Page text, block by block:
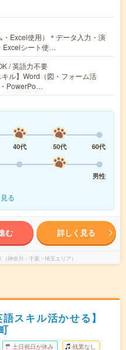
・Excel使用）＊データ入力・演
Excelシート使…
/ 英語力不要
ル】Word（図・フォーム活
PowerPo…
40代 50代
60代
男性
る
む 詳しく見る
神奈川・千葉・埼玉エリア）
スキル活かせる】
土日祝日が休み 残業なし